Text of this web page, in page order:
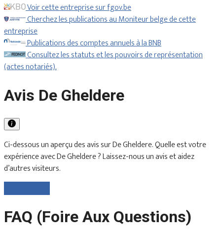
Voir cette entreprise sur fgov.be
Cherchez les publications au Moniteur belge de cette
entreprise
Publications des comptes annuels à la BNB
Consultez les statuts et les pouvoirs de représentation
(actes notariés).
Avis De Gheldere
Ci-dessous un aperçu des avis sur De Gheldere. Quelle est votre
expérience avec De Gheldere ? Laissez-nous un avis et aidez
d’autres visiteurs.
FAQ (Foire Aux Questions)